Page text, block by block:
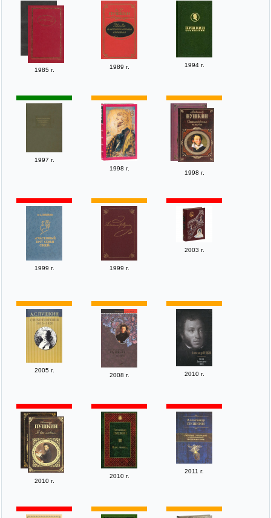
1985 г. 1989 г. 1994 г.
1997 г.
1998 г.
1998 г.
1999 г. 1999 г.
2003 г.
2005 г.
2008 г. 2010 г.
2010 г.
2010 г.
2011 г.